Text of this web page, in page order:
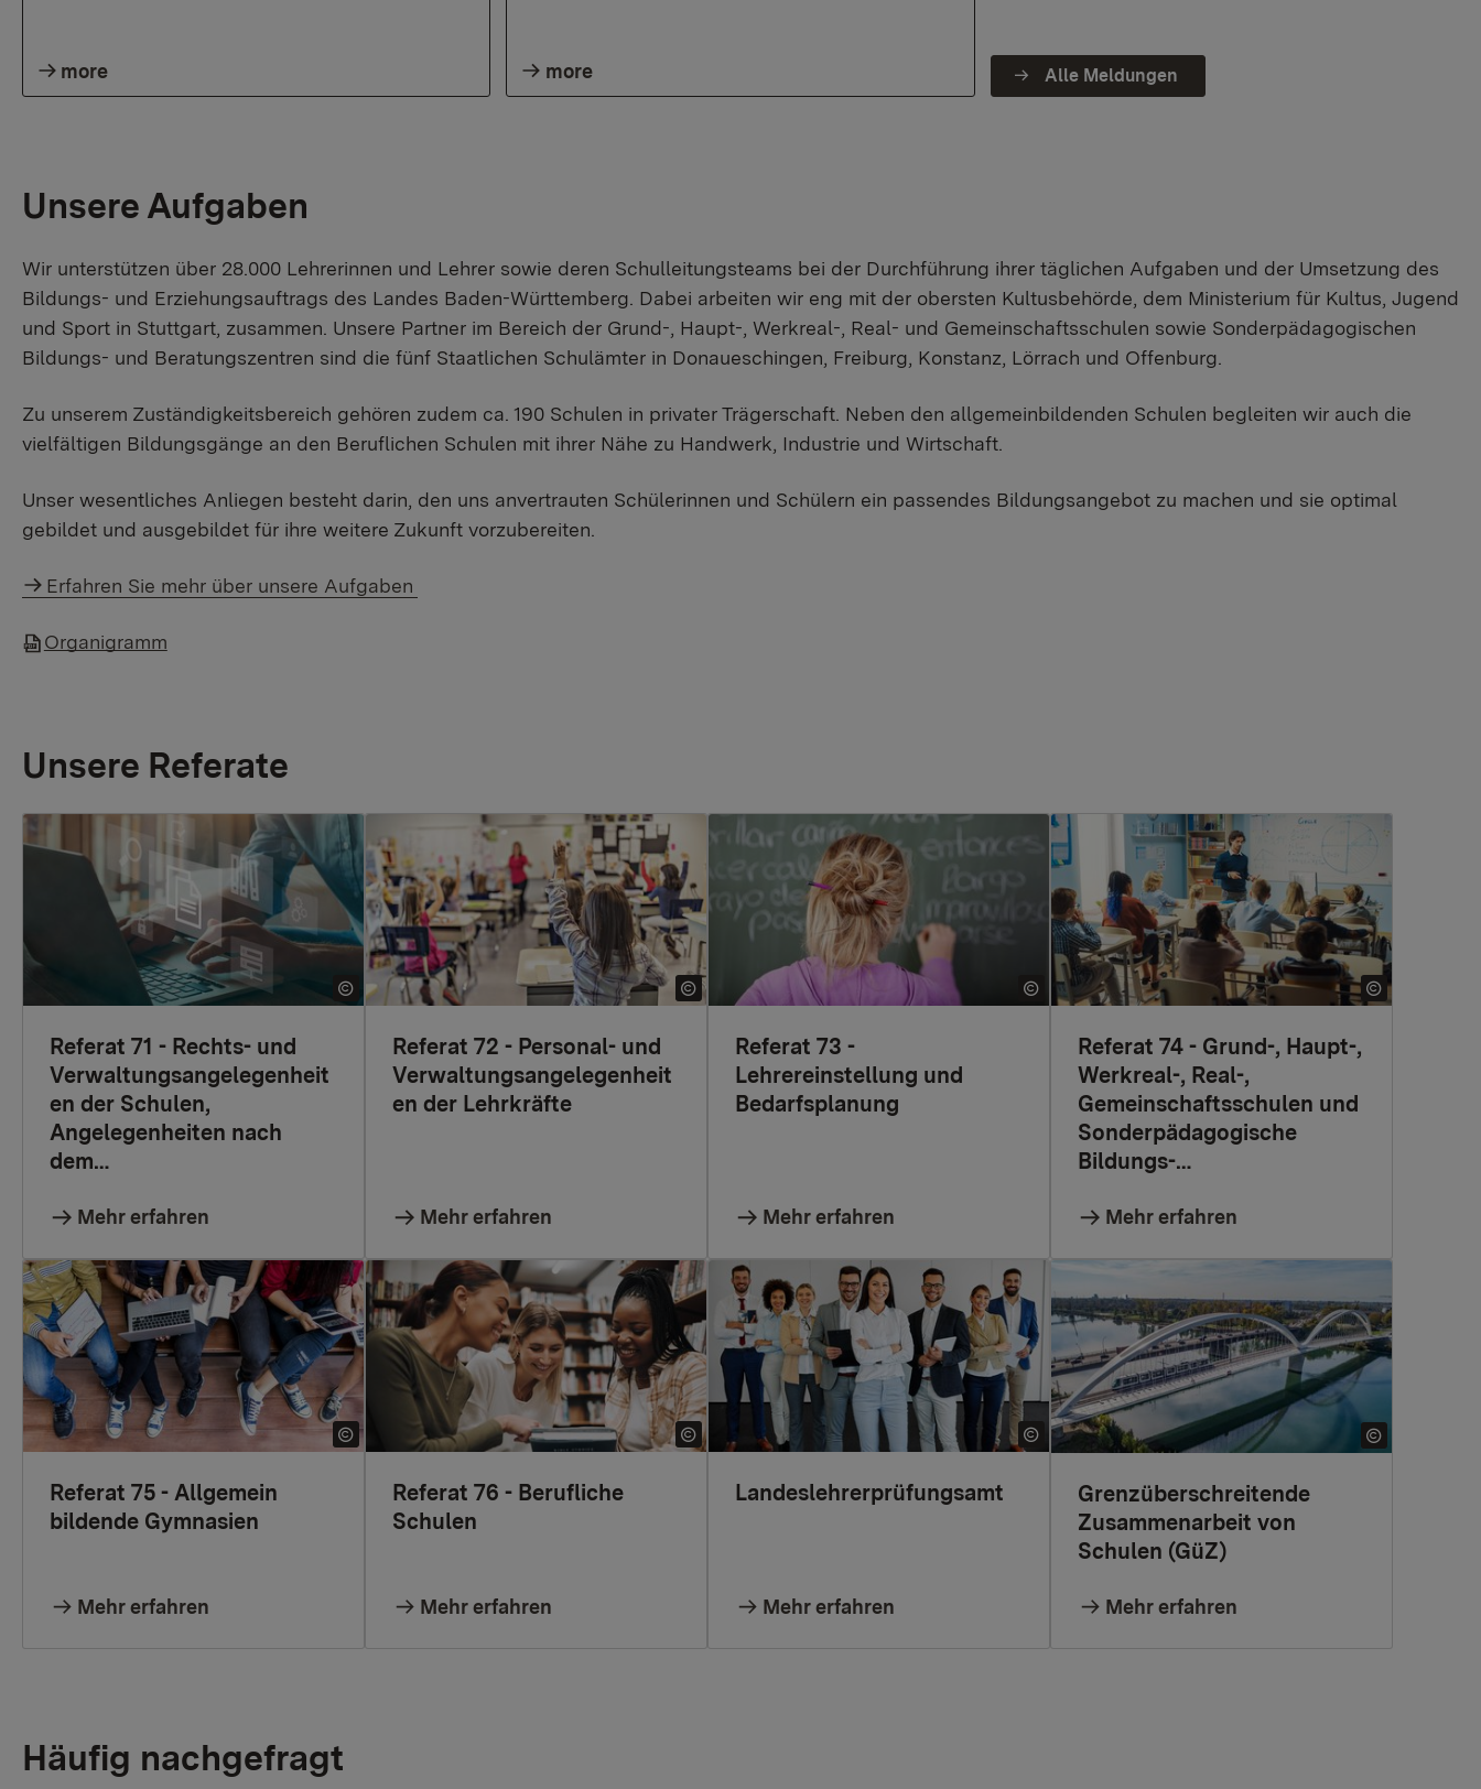
more more Alle Meldungen
Unsere Aufgaben
Wir unterstützen über 28.000 Lehrerinnen und Lehrer sowie deren Schulleitungsteams bei der Durchführung ihrer täglichen Aufgaben und der Umsetzung des
Bildungs- und Erziehungsauftrags des Landes Baden-Württemberg. Dabei arbeiten wir eng mit der obersten Kultusbehörde, dem Ministerium für Kultus, Jugend
und Sport in Stuttgart, zusammen. Unsere Partner im Bereich der Grund-, Haupt-, Werkreal-, Real- und Gemeinschaftsschulen sowie Sonderpädagogischen
Bildungs- und Beratungszentren sind die fünf Staatlichen Schulämter in Donaueschingen, Freiburg, Konstanz, Lörrach und Offenburg.
Zu unserem Zuständigkeitsbereich gehören zudem ca. 190 Schulen in privater Trägerschaft. Neben den allgemeinbildenden Schulen begleiten wir auch die
vielfältigen Bildungsgänge an den Beruflichen Schulen mit ihrer Nähe zu Handwerk, Industrie und Wirtschaft.
Unser wesentliches Anliegen besteht darin, den uns anvertrauten Schülerinnen und Schülern ein passendes Bildungsangebot zu machen und sie optimal
gebildet und ausgebildet für ihre weitere Zukunft vorzubereiten.
Erfahren Sie mehr über unsere Aufgaben
Organigramm
Unsere Referate
Referat 71 - Rechts- und
Verwaltungsangelegenheit
en der Schulen,
Angelegenheiten nach
dem…
Mehr erfahren
Referat 72 - Personal- und
Verwaltungsangelegenheit
en der Lehrkräfte
Mehr erfahren
Referat 73 -
Lehrereinstellung und
Bedarfsplanung
Mehr erfahren
Referat 74 - Grund-, Haupt-,
Werkreal-, Real-,
Gemeinschaftsschulen und
Sonderpädagogische
Bildungs-…
Mehr erfahren
Referat 75 - Allgemein
bildende Gymnasien
Mehr erfahren
Referat 76 - Berufliche
Schulen
Mehr erfahren
Landeslehrerprüfungsamt
Mehr erfahren
Grenzüberschreitende
Zusammenarbeit von
Schulen (GüZ)
Mehr erfahren
Häufig nachgefragt